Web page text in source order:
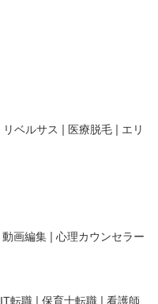
リベルサス | 医療脱毛 | エリ
動画編集 | 心理カウンセラー
IT転職 | 保育士転職 | 看護師